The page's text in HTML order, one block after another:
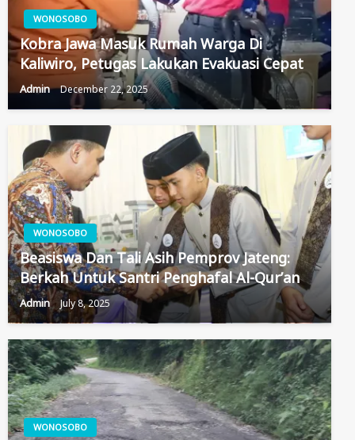
WONOSOBO
Kobra Jawa Masuk Rumah Warga Di
Kaliwiro, Petugas Lakukan Evakuasi Cepat
Admin December 22, 2025
WONOSOBO
Beasiswa Dan Tali Asih Pemprov Jateng:
Berkah Untuk Santri Penghafal Al-Qur’an
Admin July 8, 2025
WONOSOBO